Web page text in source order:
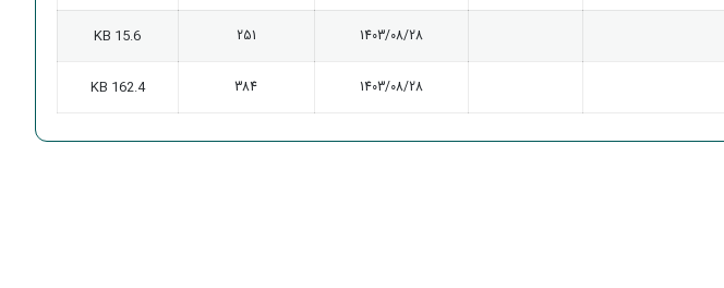
1403/08/28
251
15.6 KB
1403/08/28
384
162.4 KB